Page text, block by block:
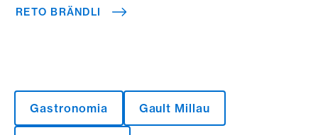
RETO BRÄNDLI
Gastronomia Gault Millau